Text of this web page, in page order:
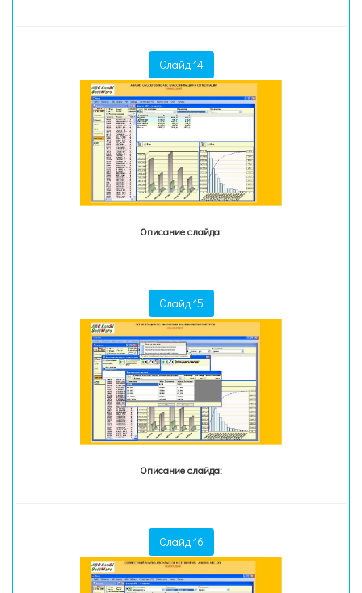
Слайд 14
Описание слайда:
Слайд 15
Описание слайда:
Слайд 16